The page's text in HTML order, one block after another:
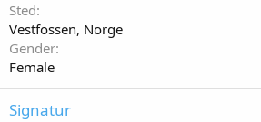
Sted
Vestfossen, Norge
Gender
Female
Signatur